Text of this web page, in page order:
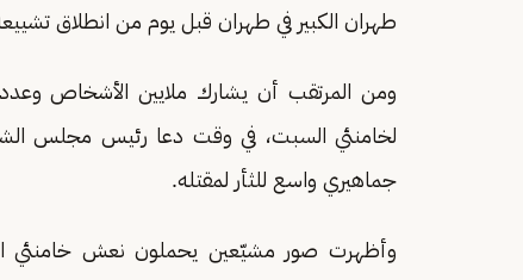
طهران الكبير في طهران قبل يوم من انطلاق
ومن المرتقب أن يشارك ملايين الأشخاص وعدد
لخامنئي السبت، في وقت دعا رئيس مجلس
جماهيري واسع للثأر لمقتله.
وأظهرت صور مشيّعين يحملون نعش خامنئي